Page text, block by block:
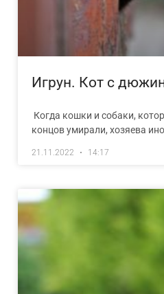
Игрун. Кот с
Когда кошки и собаки,
концов умирали, хозяева
21.11.2022 14:17